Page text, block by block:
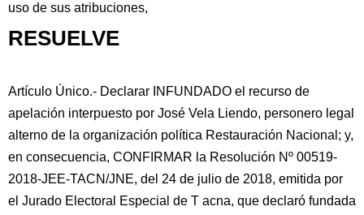
uso de sus atribuciones,
RESUELVE
Artículo Único.- Declarar INFUNDADO el recurso de
apelación interpuesto por José Vela Liendo, personero legal
alterno de la organización política Restauración Nacional; y,
en consecuencia, CONFIRMAR la Resolución Nº 00519-
2018-JEE-TACN/JNE, del 24 de julio de 2018, emitida por
el Jurado Electoral Especial de T acna, que declaró fundada